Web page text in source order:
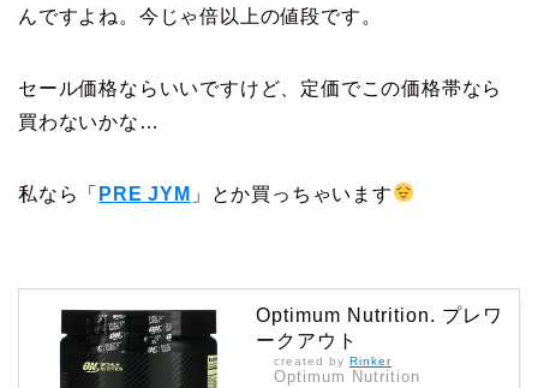
んですよね。今じゃ倍以上の値段です。
セール価格ならいいですけど、定価でこの価格帯なら
買わないかな…
私なら「 PRE JYM 」とか買っちゃいます
Optimum Nutrition. プレワ
ークアウト
created by Rinker
Optimum Nutrition